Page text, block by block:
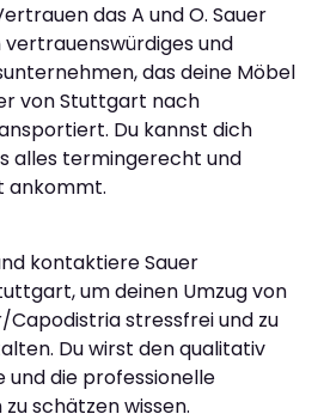
das A und O. Sauer
vertrauenswürdiges und
das deine Möbel
von Stuttgart nach
Du kannst dich
alles termingerecht und
ankommt.
kontaktiere Sauer
um deinen Umzug von
stressfrei und zu
Du wirst den qualitativ
und die professionelle
schätzen wissen.